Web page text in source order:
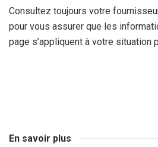
Consultez toujours votre
pour vous assurer que les
page s’appliquent à votre situation
En savoir plus